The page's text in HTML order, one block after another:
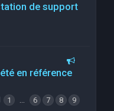
de support
en référence
1 6 7 8 9